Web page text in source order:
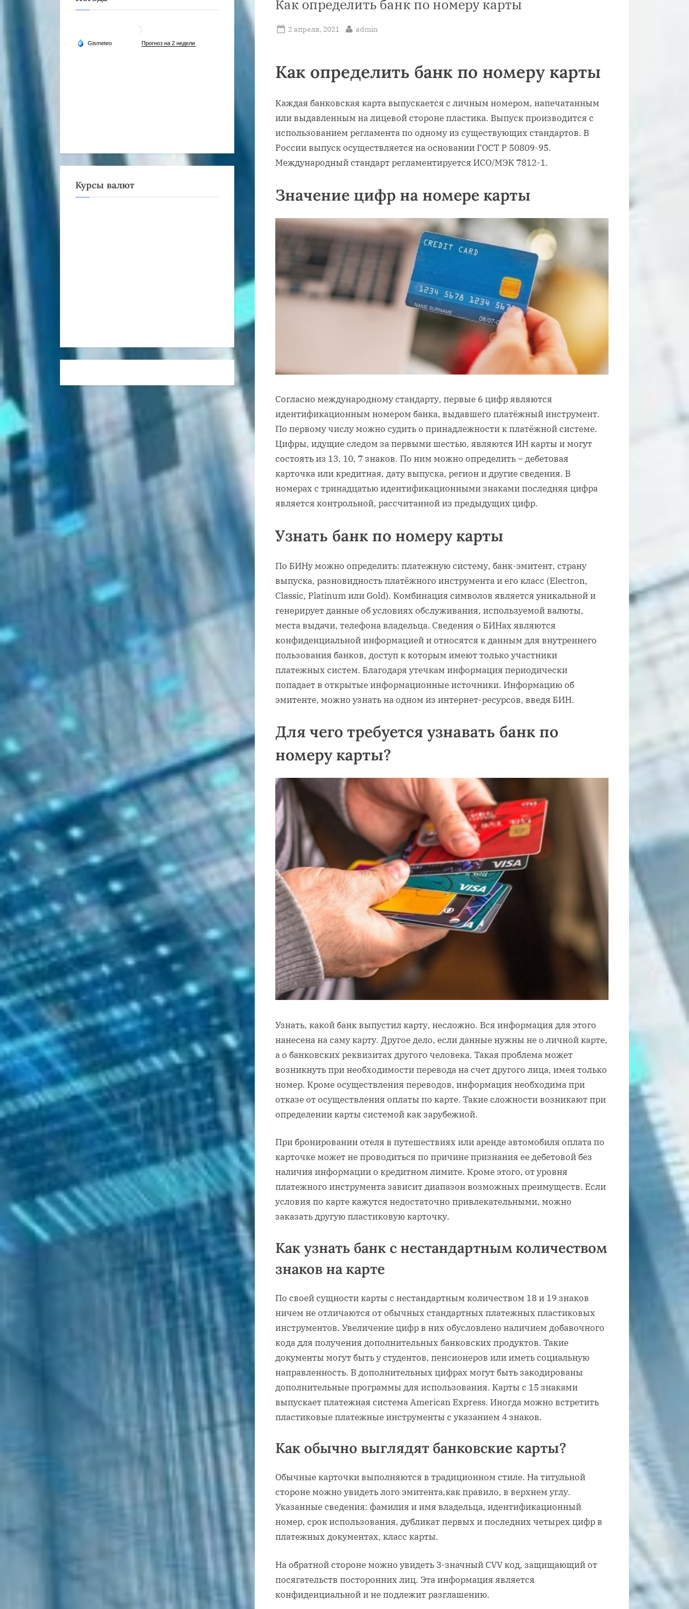
Как определить банк по номеру карты
Posted
2 апреля, 2021 By
admin
Как определить банк по номеру карты
Каждая банковская карта выпускается с личным номером, напечатанным
или выдавленным на лицевой стороне пластика. Выпуск производится с
использованием регламента по одному из существующих стандартов. В
России выпуск осуществляется на основании ГОСТ Р 50809-95.
Международный стандарт регламентируется ИСО/МЭК 7812-1.
Значение цифр на номере карты
Согласно международному стандарту, первые 6 цифр являются
идентификационным номером банка, выдавшего платёжный инструмент.
По первому числу можно судить о принадлежности к платёжной системе.
Цифры, идущие следом за первыми шестью, являются ИН карты и могут
состоять из 13, 10, 7 знаков. По ним можно определить – дебетовая
карточка или кредитная, дату выпуска, регион и другие сведения. В
номерах с тринадцатью идентификационными знаками последняя цифра
является контрольной, рассчитанной из предыдущих цифр.
Узнать банк по номеру карты
По БИНу можно определить: платежную систему, банк-эмитент, страну
выпуска, разновидность платёжного инструмента и его класс (Electron,
Classic, Platinum или Gold). Комбинация символов является уникальной и
генерирует данные об условиях обслуживания, используемой валюты,
места выдачи, телефона владельца. Сведения о БИНах являются
конфиденциальной информацией и относятся к данным для внутреннего
пользования банков, доступ к которым имеют только участники
платежных систем. Благодаря утечкам информация периодически
попадает в открытые информационные источники. Информацию об
эмитенте, можно узнать на одном из интернет-ресурсов, введя БИН.
Для чего требуется узнавать банк по
номеру карты?
Узнать, какой банк выпустил карту, несложно. Вся информация для этого
нанесена на саму карту. Другое дело, если данные нужны не о личной карте,
а о банковских реквизитах другого человека. Такая проблема может
возникнуть при необходимости перевода на счет другого лица, имея только
номер. Кроме осуществления переводов, информация необходима при
отказе от осуществления оплаты по карте. Такие сложности возникают при
определении карты системой как зарубежной.
При бронировании отеля в путешествиях или аренде автомобиля оплата по
карточке может не проводиться по причине признания ее дебетовой без
наличия информации о кредитном лимите. Кроме этого, от уровня
платежного инструмента зависит диапазон возможных преимуществ. Если
условия по карте кажутся недостаточно привлекательными, можно
заказать другую пластиковую карточку.
Как узнать банк с нестандартным количеством
знаков на карте
По своей сущности карты с нестандартным количеством 18 и 19 знаков
ничем не отличаются от обычных стандартных платежных пластиковых
инструментов. Увеличение цифр в них обусловлено наличием добавочного
кода для получения дополнительных банковских продуктов. Такие
документы могут быть у студентов, пенсионеров или иметь социальную
направленность. В дополнительных цифрах могут быть закодированы
дополнительные программы для использования. Карты с 15 знаками
выпускает платежная система American Express. Иногда можно встретить
пластиковые платежные инструменты с указанием 4 знаков.
Как обычно выглядят банковские карты?
Обычные карточки выполняются в традиционном стиле. На титульной
стороне можно увидеть лого эмитента,как правило, в верхнем углу.
Указанные сведения: фамилия и имя владельца, идентификационный
номер, срок использования, дубликат первых и последних четырех цифр в
платежных документах, класс карты.
На обратной стороне можно увидеть 3-значный CVV код, защищающий от
посягательств посторонних лиц. Эта информация является
конфиденциальной и не подлежит разглашению.
Курсы валют